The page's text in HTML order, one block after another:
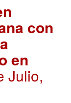
con
en
Julio,